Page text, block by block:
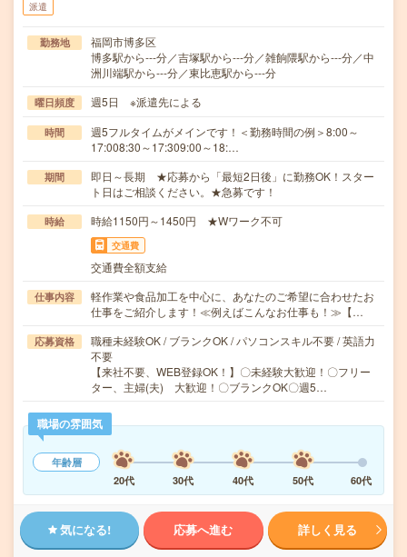
派遣
勤務地
福岡市博多区
博多駅から---分／吉塚駅から---分／雑餉隈駅から---分／中
洲川端駅から---分／東比恵駅から---分
曜日頻度 週5日 ※派遣先による
時間
週5フルタイムがメインです！＜勤務時間の例＞8:00～
17:008:30～17:309:00～18:…
期間
即日～長期 ★応募から「最短2日後」に勤務OK！スター
ト日はご相談ください。★急募です！
時給 時給1150円～1450円 ★Wワーク不可
交通費
交通費全額支給
仕事内容
軽作業や食品加工を中心に、あなたのご希望に合わせたお
仕事をご紹介します！≪例えばこんなお仕事も！≫【…
応募資格
職種未経験OK / ブランクOK / パソコンスキル不要 / 英語力
不要
【来社不要、WEB登録OK！】〇未経験大歓迎！〇フリー
ター、主婦(夫) 大歓迎！〇ブランクOK〇週5…
職場の雰囲気
年齢層
20代
30代 40代 50代 60代
気になる! 応募へ進む 詳しく見る